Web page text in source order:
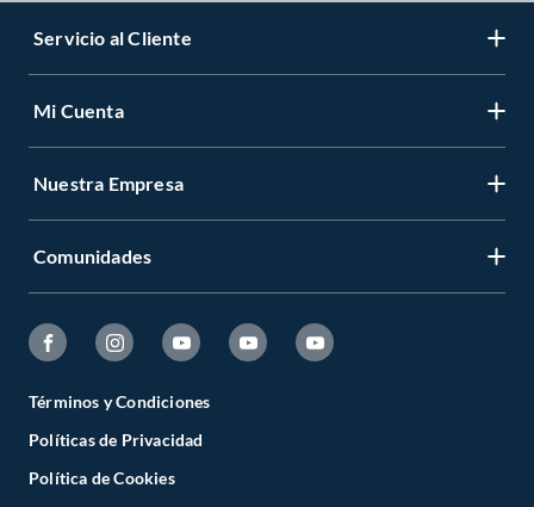
Servicio al Cliente
Mi Cuenta
Nuestra Empresa
Comunidades
Términos y Condiciones
Políticas de Privacidad
Política de Cookies